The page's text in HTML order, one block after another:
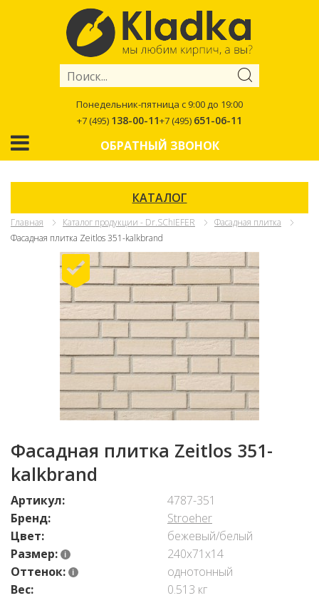
Понедельник-пятница с 9:00 до 19:00
+7 (495) 138-00-11+7 (495) 651-06-11
ОБРАТНЫЙ ЗВОНОК
КАТАЛОГ
Главная Каталог продукции - Dr.SChIEFER
Фасадная плитка
Фасадная плитка Zeitlos 351-kalkbrand
Фасадная плитка Zeitlos 351-
kalkbrand
Артикул:
4787-351
Бренд:
Stroeher
Цвет:
бежевый/белый
Размер:
240x71x14
Оттенок:
однотонный
Вес:
0.513 кг